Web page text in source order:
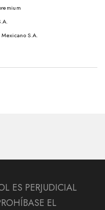
S.A.
ES PERJUDICIAL
EL